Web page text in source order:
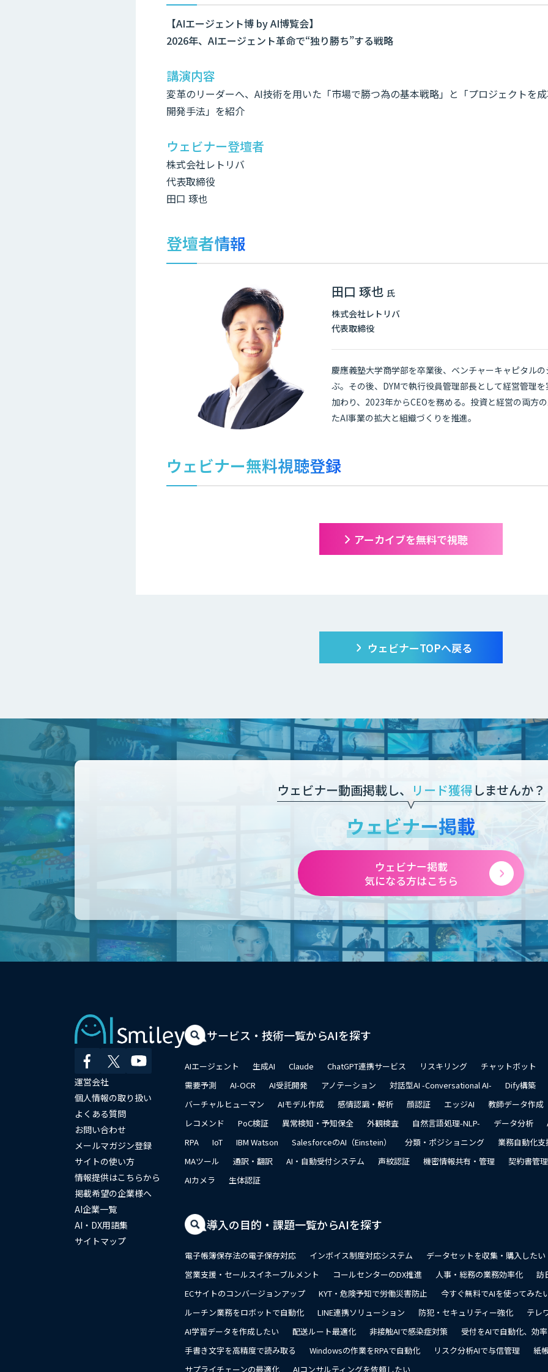
【AIエージェント博 by AI博覧会】
2026年、AIエージェント革命で“独り勝ち”する戦略
講演内容
変革のリーダーへ、AI技術を用いた「市場で勝つ為の基本戦略」と「プロジェクトを
開発手法」を紹介
ウェビナー登壇者
株式会社レトリバ
代表取締役
田口 琢也
登壇者情報
田口 琢也 氏
株式会社レトリバ
代表取締役
慶應義塾大学商学部を卒業後、ベンチャーキャピタル
ぶ。その後、DYMで執行役員管理部長として経営管理
加わり、2023年からCEOを務める。投資と経営の両方
たAI事業の拡大と組織づくりを推進。
ウェビナー無料視聴登録
アーカイブを無料で視聴
ウェビナーTOPへ戻る
ウェビナー動画掲載し、 リード獲得しませんか？
ウェビナー掲載
ウェビナー掲載
気になる方はこちら
運営会社
個人情報の取り扱い
よくある質問
お問い合わせ
メールマガジン登録
サイトの使い方
情報提供はこちらから
掲載希望の企業様へ
AI企業一覧
AI・DX用語集
サイトマップ
サービス・技術一覧からAIを探す
AIエージェント 生成AI Claude ChatGPT連携サービス リスキリング
チャットボット
需要予測
AI-OCR AI受託開発 アノテーション 対話型AI -Conversational AI-
Dify構築
バーチャルヒューマン
AIモデル作成 感情認識・解析 顔認証 エッジAI
教師データ作成
レコメンド
PoC検証 異常検知・予知保全 外観検査 自然言語処理-NLP- データ分析
RPA
IoT IBM Watson SalesforceのAI（Einstein） 分類・ポジショニング
業務自動化支
MAツール
通訳・翻訳 AI・自動受付システム 声紋認証 機密情報共有・管理
契約書管
AIカメラ
生体認証
導入の目的・課題一覧からAIを探す
電子帳簿保存法の電子保存対応 インボイス制度対応システム
データセットを収集・購入したい
営業支援・セールスイネーブルメント
コールセンターのDX推進 人事・総務の業務効率化
訪
ECサイトのコンバージョンアップ
KYT・危険予知で労働災害防止
今すぐ無料でAIを使ってみた
ルーチン業務をロボットで自動化
LINE連携ソリューション 防犯・セキュリティー強化
テレ
AI学習データを作成したい
配送ルート最適化 非接触AIで感染症対策
受付をAIで自動化、効
手書き文字を高精度で読み取る
Windowsの作業をRPAで自動化 リスク分析AIで与信管理
紙
サプライチェーンの最適化
AIコンサルティングを依頼したい